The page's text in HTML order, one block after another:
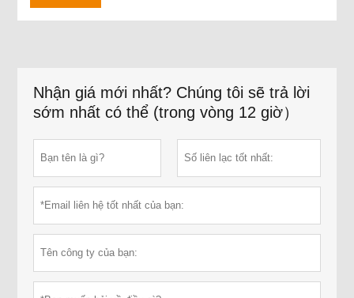
Nhận giá mới nhất? Chúng tôi sẽ trả lời
sớm nhất có thể (trong vòng 12 giờ）